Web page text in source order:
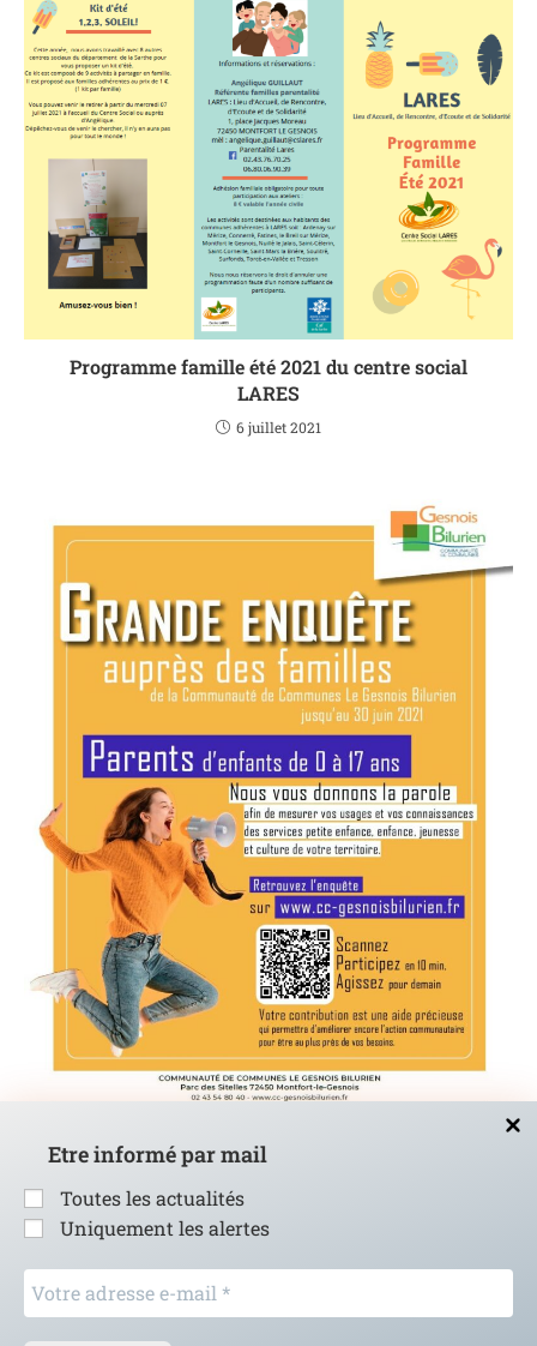
Etre informé par mail
Toutes les actualités
Uniquement les alertes
Votre
adresse
e-
Programme famille été 2021 du centre social
LARES
6 juillet 2021
Grande enquête auprès des familles
9 juin 2021